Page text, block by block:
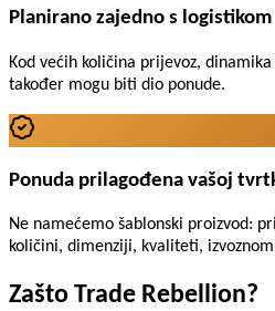
Planirano zajedno s logistikom
Kod većih količina prijevoz,
također mogu biti dio ponude.
Ponuda prilagođena vašoj
Ne namećemo šablonski proizvod:
količini, dimenziji, kvaliteti,
Zašto Trade Rebellion?